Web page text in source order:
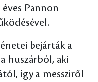
éves Pannon
bejárták a
huszárból, aki
így a messziről